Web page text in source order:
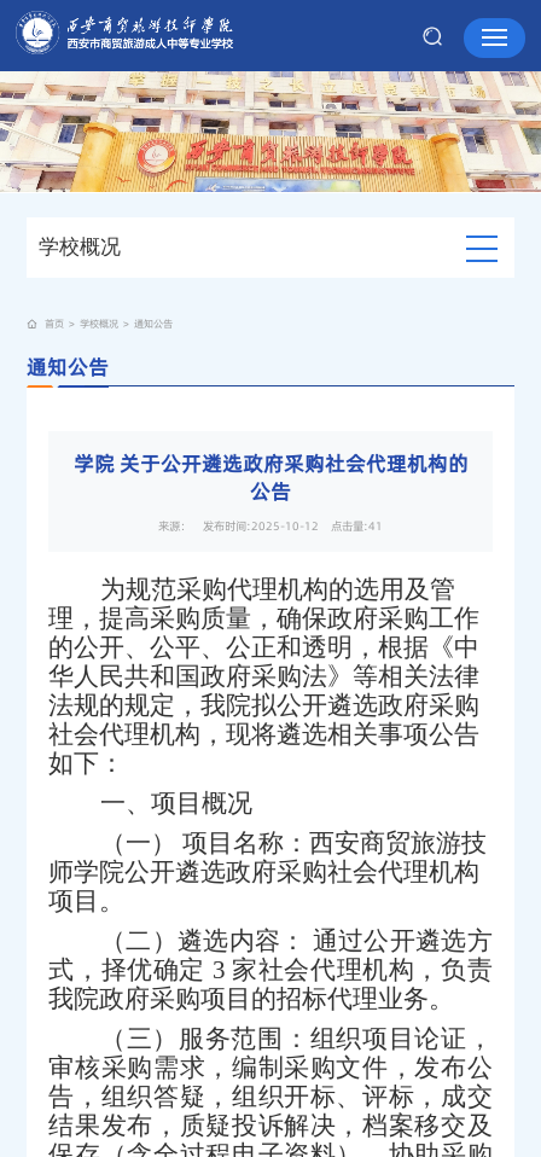
学校概况
首页 >学校概况 >通知公告
通知公告
学院 关于公开遴选政府采购社会代理机构的
公告
来源： 发布时间:2025-10-12 点击量:41
为规范采购代理机构的选用及管
理，提高采购质量，确保政府采购工作
的公开、公平、公正和透明，根据 《中
华人民共和国政府采购法》等相关法律
法规的规定 ，我院拟公开遴选政府采购
社会代理机构，现将遴选相关事项公告
如下：
一、项目概况
（一）
项目名称：西安商贸旅游技
师学院公开遴选政府采购社会代理机构
项目 。
（二 ） 遴选内容 ：
通过公开遴选方
式，择优确定 3 家社会代理机构，负责
我院政府采购项目的招标代理业务。
（三）服务范围：组织项目论证，
审核采购需求，编制采购文件，发布公
告，组织答疑，组织开标、评标，成交
结果发布，质疑投诉解决，档案移交及